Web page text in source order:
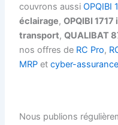
couvrons aussiOPQIBI
éclairage,OPQIBI
transport,QUALIBAT
nos offres de RC Pro,
MRP etcyber-assurance
Nous publions